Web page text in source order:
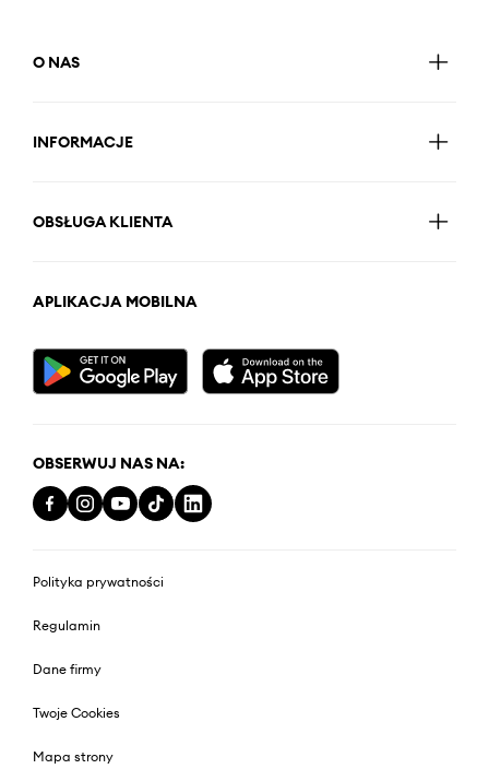
O NAS
INFORMACJE
OBSŁUGA KLIENTA
APLIKACJA MOBILNA
OBSERWUJ NAS NA:
Polityka prywatności
Regulamin
Dane firmy
Twoje Cookies
Mapa strony